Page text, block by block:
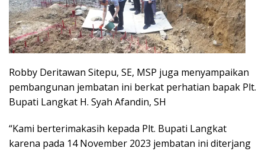
Robby Deritawan Sitepu, SE, MSP juga menyampaikan
pembangunan jembatan ini berkat perhatian bapak Plt.
Bupati Langkat H. Syah Afandin, SH
“Kami berterimakasih kepada Plt. Bupati Langkat
karena pada 14 November 2023 jembatan ini diterjang